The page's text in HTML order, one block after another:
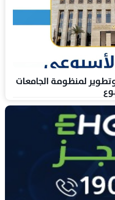
وتطوير لمنظومة الجامعات